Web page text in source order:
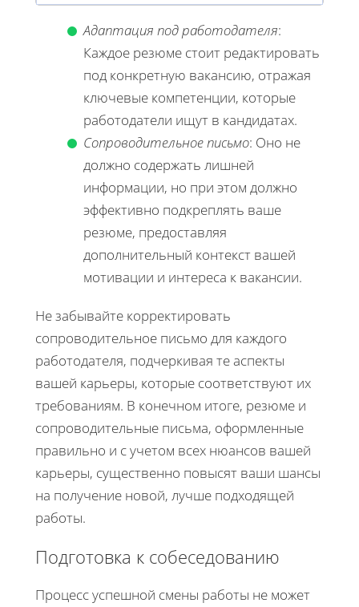
Адаптация под работодателя:
Каждое резюме стоит редактировать
под конкретную вакансию, отражая
ключевые компетенции, которые
работодатели ищут в кандидатах.
Сопроводительное письмо: Оно не
должно содержать лишней
информации, но при этом должно
эффективно подкреплять ваше
резюме, предоставляя
дополнительный контекст вашей
мотивации и интереса к вакансии.
Не забывайте корректировать
сопроводительное письмо для каждого
работодателя, подчеркивая те аспекты
вашей карьеры, которые соответствуют их
требованиям. В конечном итоге, резюме и
сопроводительные письма, оформленные
правильно и с учетом всех нюансов вашей
карьеры, существенно повысят ваши шансы
на получение новой, лучше подходящей
работы.
Подготовка к собеседованию
Процесс успешной смены работы не может